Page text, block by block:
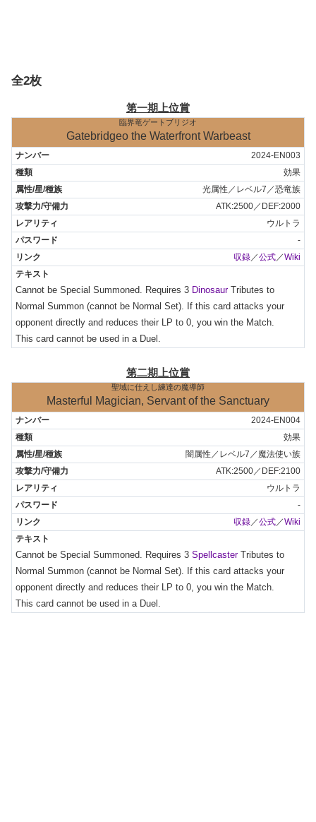
全2枚
第一期上位賞
臨界竜ゲートブリジオ
Gatebridgeo the Waterfront Warbeast
2024-EN003
効果
光属性／レベル7／恐竜族
ATK:2500／DEF:2000
ウルトラ
-
収録 ／公式 ／Wiki
Cannot be Special Summoned. Requires 3 Dinosaur Tributes to
Normal Summon (cannot be Normal Set). If this card attacks your
opponent directly and reduces their LP to 0, you win the Match.
This card cannot be used in a Duel.
第二期上位賞
聖域に仕えし練達の魔導師
Masterful Magician, Servant of the Sanctuary
2024-EN004
効果
闇属性／レベル7／魔法使い族
ATK:2500／DEF:2100
ウルトラ
-
収録／公式／Wiki
Cannot be Special Summoned. Requires 3 Spellcaster Tributes to
Normal Summon (cannot be Normal Set). If this card attacks your
opponent directly and reduces their LP to 0, you win the Match.
This card cannot be used in a Duel.